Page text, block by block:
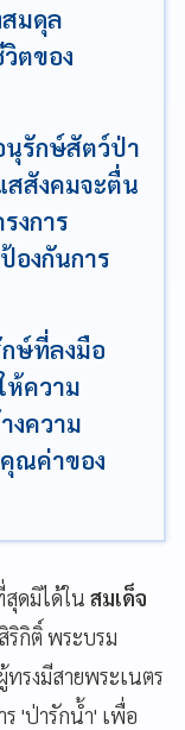
มดุล
ตของ
นุรักษ์สัตว์ป่า
สสังคมจะตื่น
งการ
องกันการ
ษ์ที่ลงมือ
ห้ความ
งความ
ณค่าของ
ดมิได้ใน สมเด็จ
ริกิติ์ พระบรม
รงมีสายพระเนตร
ร 'ป่ารักน้ำ' เพื่อ